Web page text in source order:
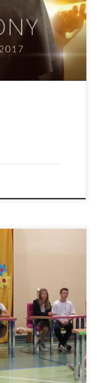
–
która na
sobie
o
a […]